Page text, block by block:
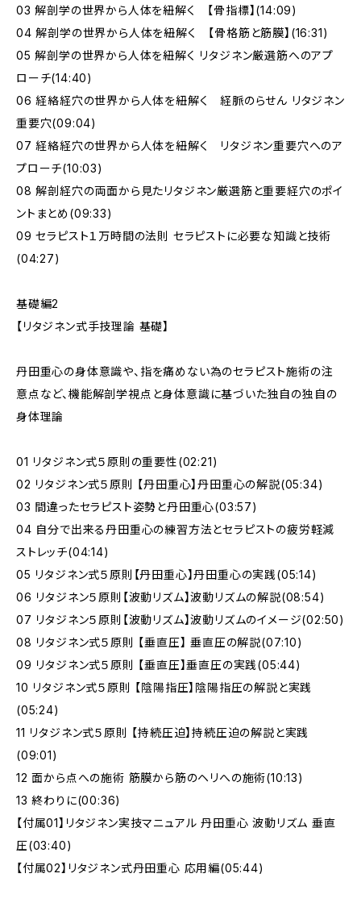
03 解剖学の世界から人体を紐解く 【骨指標】(14:09)
04 解剖学の世界から人体を紐解く 【骨格筋と筋膜】(16:31)
05 解剖学の世界から人体を紐解く リタジネン厳選筋へのアプ
ローチ(14:40)
06 経絡経穴の世界から人体を紐解く 経脈のらせん リタジネン
重要穴(09:04)
07 経絡経穴の世界から人体を紐解く リタジネン重要穴へのア
プローチ(10:03)
08 解剖経穴の両面から見たリタジネン厳選筋と重要経穴のポイ
ントまとめ(09:33)
09 セラピスト１万時間の法則 セラピストに必要な知識と技術
(04:27)
基礎編2
【リタジネン式手技理論 基礎】
丹田重心の身体意識や、指を痛めない為のセラピスト施術の注
意点など、機能解剖学視点と身体意識に基づいた独自の独自の
身体理論
01 リタジネン式５原則の重要性(02:21)
02 リタジネン式５原則 【丹田重心】丹田重心の解説(05:34)
03 間違ったセラピスト姿勢と丹田重心(03:57)
04 自分で出来る丹田重心の練習方法とセラピストの疲労軽減
ストレッチ(04:14)
05 リタジネン式５原則【丹田重心】丹田重心の実践(05:14)
06 リタジネン５原則【波動リズム】波動リズムの解説(08:54)
07 リタジネン５原則【波動リズム】波動リズムのイメージ(02:50)
08 リタジネン式５原則 【垂直圧】 垂直圧の解説(07:10)
09 リタジネン式５原則 【垂直圧】垂直圧の実践(05:44)
10 リタジネン式５原則 【陰陽指圧】陰陽指圧の解説と実践
(05:24)
11 リタジネン式５原則 【持続圧迫】持続圧迫の解説と実践
(09:01)
12 面から点への施術 筋膜から筋のヘリへの施術(10:13)
13 終わりに(00:36)
【付属01】リタジネン実技マニュアル 丹田重心 波動リズム 垂直
圧(03:40)
【付属02】リタジネン式丹田重心 応用編(05:44)